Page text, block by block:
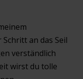
an das Seil
verständlich
wirst du tolle